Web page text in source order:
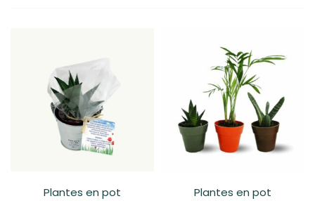
Plantes en pot
Plantes en pot